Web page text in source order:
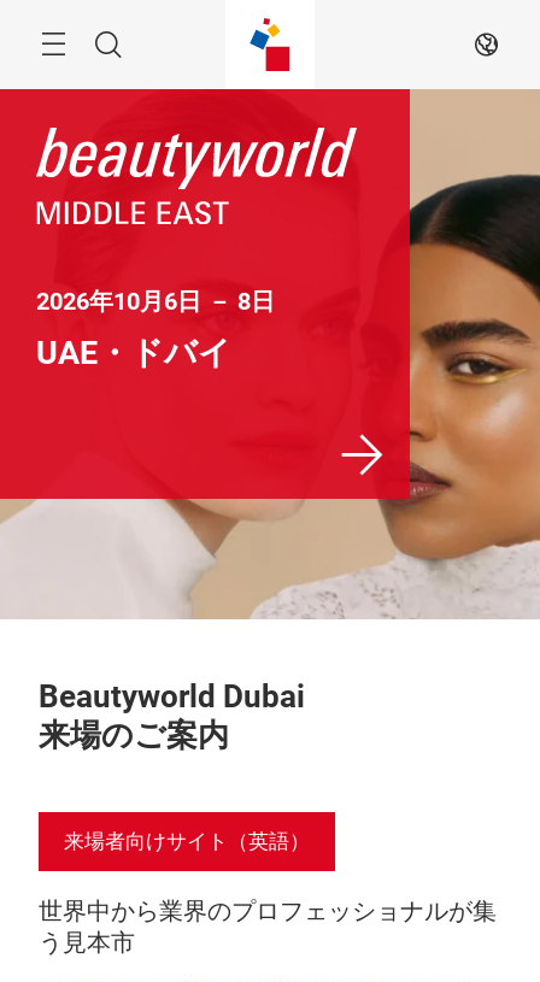
JA
2026年10月6日 － 8日
UAE・ドバイ
Beautyworld Dubai
来場のご案内
来場者向けサイト（英語）
世界中から業界のプロフェッショナルが集
う見本市